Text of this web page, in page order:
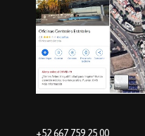
+52 667 759 25 00